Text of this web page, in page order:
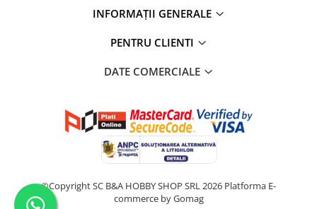
INFORMAŢII GENERALE
PENTRU CLIENTI
DATE COMERCIALE
©Copyright SC B&A HOBBY SHOP SRL 2026 Platforma E-
commerce by Gomag